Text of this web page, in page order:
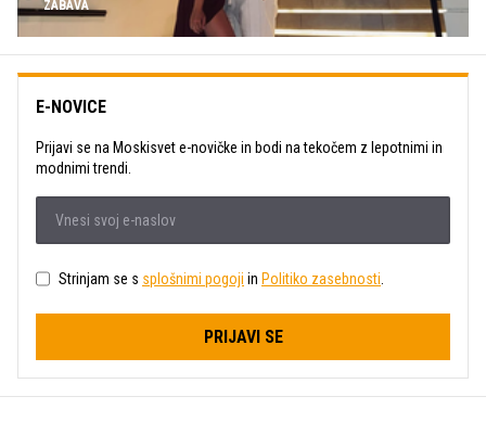
ZABAVA
E-NOVICE
Prijavi se na Moskisvet e-novičke in bodi na tekočem z lepotnimi in
modnimi trendi.
Strinjam se s splošnimi pogoji in Politiko zasebnosti
PRIJAVI SE